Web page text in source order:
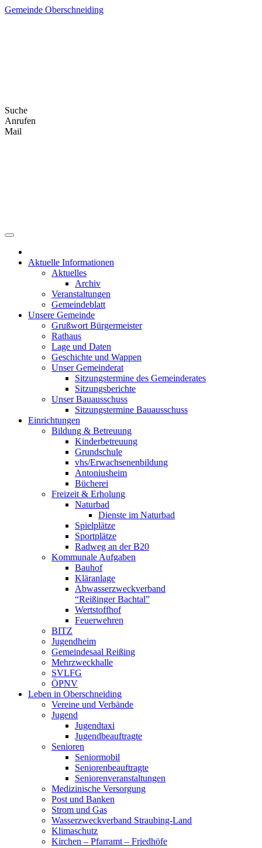
Skip
Gemeinde Oberschneiding
Suche
Anrufen
Mail
Aktuelle Informationen
Aktuelles
Archiv
Veranstaltungen
Gemeindeblatt
Unsere Gemeinde
Grußwort Bürgermeister
Rathaus
Lage und Daten
Geschichte und Wappen
Unser Gemeinderat
Sitzungstermine des Gemeinderates
Sitzungsberichte
Unser Bauausschuss
Sitzungstermine Bauausschuss
Einrichtungen
Bildung & Betreuung
Kinderbetreuung
Grundschule
vhs/Erwachsenenbildung
Antoniusheim
Bücherei
Freizeit & Erholung
Naturbad
Dienste im Naturbad
Spielplätze
Sportplätze
Radweg an der B20
Kommunale Aufgaben
Bauhof
Kläranlage
Abwasserzweckverband
“Reißinger Bachtal”
Wertstoffhof
Feuerwehren
BITZ
Jugendheim
Gemeindesaal Reißing
Mehrzweckhalle
SVLFG
ÖPNV
Leben in Oberschneiding
Vereine und Verbände
Jugend
Jugendtaxi
Jugendbeauftragte
Senioren
Seniormobil
Seniorenbeauftragte
Seniorenveranstaltungen
Medizinische Versorgung
Post und Banken
Strom und Gas
Wasserzweckverband Straubing-Land
Klimaschutz
Kirchen – Pfarramt – Friedhöfe